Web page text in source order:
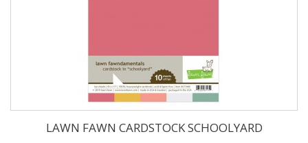
LAWN FAWN CARDSTOCK SCHOOLYARD